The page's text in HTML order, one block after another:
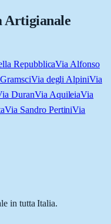
Artigianale
RepubblicaVia Alfonso
Via degli AlpiniVia
DuranVia AquileiaVia
Via Sandro PertiniVia
in tutta Italia.